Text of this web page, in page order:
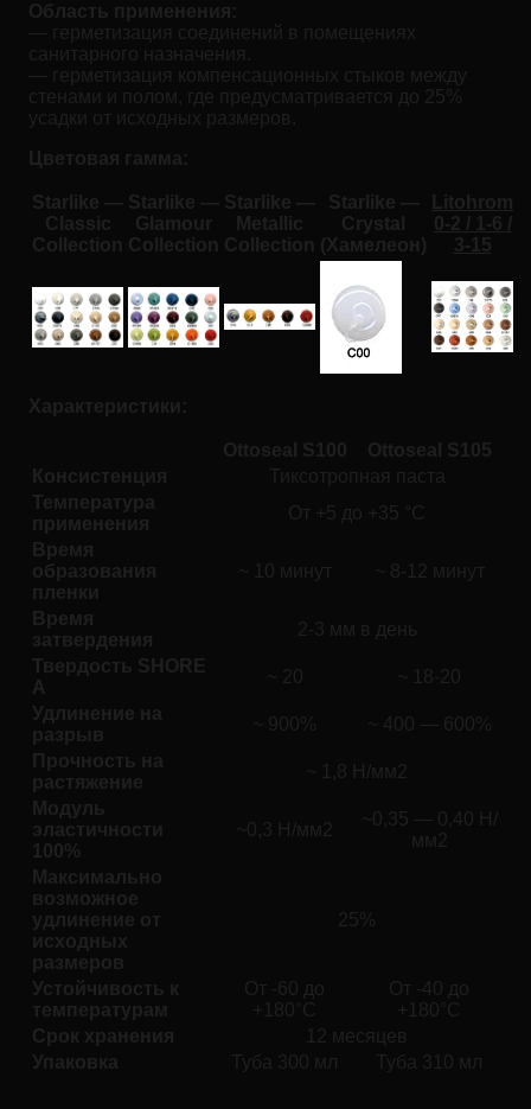
Область применения:
— герметизация соединений в помещениях
санитарного назначения.
— герметизация компенсационных стыков между
стенами и полом, где предусматривается до 25%
усадки от исходных размеров.
Цветовая гамма:
Starlike —
Classic
Collection
Starlike —
Glamour
Collection
Starlike —
Metallic
Collection
Starlike —
Crystal
(Хамелеон)
0-2 / 1-6 /
3-15
Характеристики:
Ottoseal S100
Ottoseal S105
Консистенция
Тиксотропная паста
Температура
применения
От +5 до +35 °C
Время
образования
пленки
~ 8-12 минут
Время
затвердения
2-3 мм в день
Твердость SHORE
A
~ 18-20
Удлинение на
разрыв
~ 900%
~ 400 — 600%
Прочность на
растяжение
~ 1,8 Н/мм2
Модуль
эластичности
100%
~0,3 Н/мм2
~0,35 — 0,40 Н/
Максимально
возможное
удлинение от
исходных
размеров
25%
Устойчивость к
температурам
От -60 до
+180°C
От -40 до
+180°C
Срок хранения
12 месяцев
Упаковка
Туба 300 мл Туба 310 мл